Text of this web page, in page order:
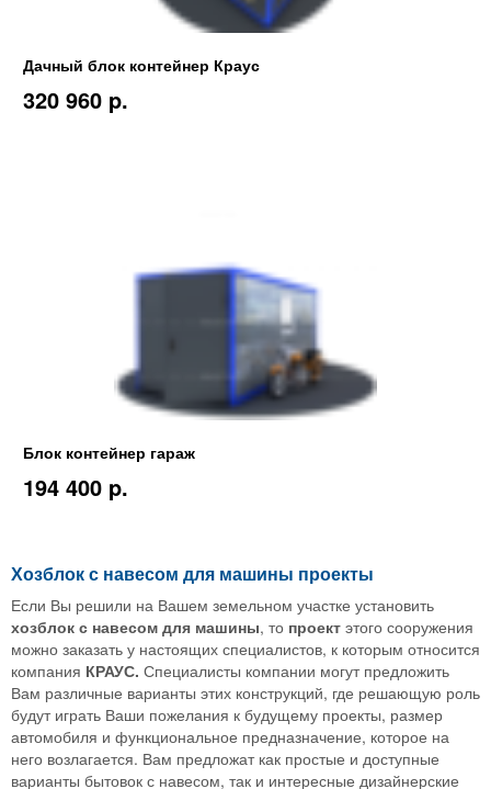
Дачный блок контейнер Краус
320 960 p.
Блок контейнер гараж
194 400 p.
Хозблок с навесом для машины проекты
Если Вы решили на Вашем земельном участке установить
хозблок с навесом для машины, то проект этого сооружения
можно заказать у настоящих специалистов, к которым относится
компания КРАУС. Специалисты компании могут предложить
Вам различные варианты этих конструкций, где решающую роль
будут играть Ваши пожелания к будущему проекты, размер
автомобиля и функциональное предназначение, которое на
него возлагается. Вам предложат как простые и доступные
варианты бытовок с навесом, так и интересные дизайнерские